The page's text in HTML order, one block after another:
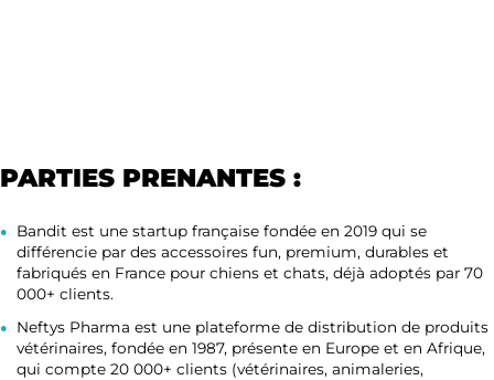
PARTIES PRENANTES :
Bandit est une startup française fondée en 2019 qui se
différencie par des accessoires fun, premium, durables et
fabriqués en France pour chiens et chats, déjà adoptés par 70
000+ clients.
Neftys Pharma est une plateforme de distribution de produits
vétérinaires, fondée en 1987, présente en Europe et en Afrique,
qui compte 20 000+ clients (vétérinaires, animaleries,